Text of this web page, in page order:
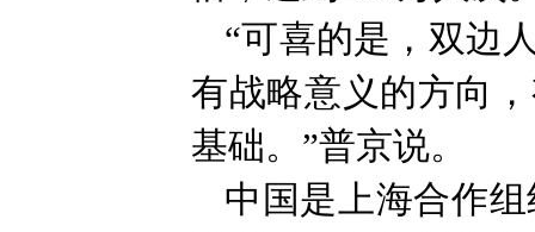
“可喜的是，双边
有战略意义的方向
基础。”普京说。
中国是上海合作